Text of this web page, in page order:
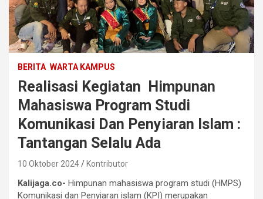
BERITA WARTA KAMPUS
Realisasi Kegiatan Himpunan
Mahasiswa Program Studi
Komunikasi Dan Penyiaran Islam :
Tantangan Selalu Ada
10 Oktober 2024 Kontributor
Kalijaga.co- Himpunan mahasiswa program studi (HMPS)
Komunikasi dan Penyiaran islam (KPI) merupakan